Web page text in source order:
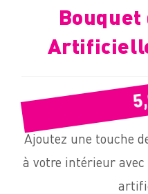
Ajoutez une touche
à votre intérieur